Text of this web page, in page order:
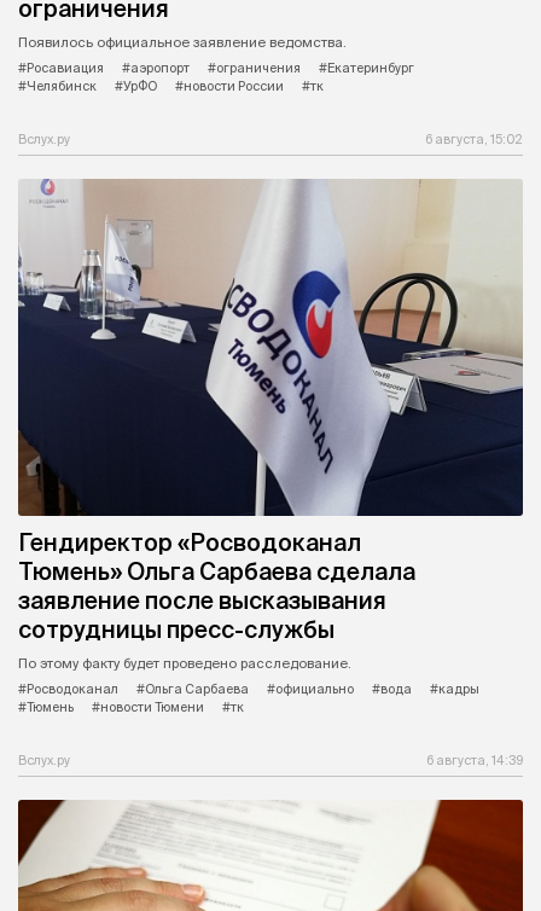
ограничения
Появилось официальное заявление ведомства.
#Росавиация
#аэропорт #ограничения
#Екатеринбург
#Челябинск
#УрФО #новости России #тк
Вслух.ру 6 августа, 15:02
Гендиректор «Росводоканал
Тюмень» Ольга Сарбаева сделала
заявление после высказывания
сотрудницы пресс-службы
По этому факту будет проведено расследование.
#Росводоканал
#Ольга Сарбаева #официально #вода
#кадры
#Тюмень
#новости Тюмени #тк
Вслух.ру 6 августа, 14:39